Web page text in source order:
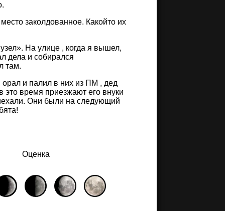
заколдованное. Какойто их
На улице , когда я вышел,
дела и собирался
там.
и палил в них из ПМ , дед
время приезжают его внуки
Они были на следующий
Оценка